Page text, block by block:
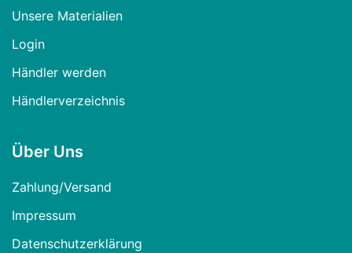
Unsere Materialien
Login
Händler werden
Händlerverzeichnis
Über Uns
Zahlung/Versand
Impressum
Datenschutzerklärung